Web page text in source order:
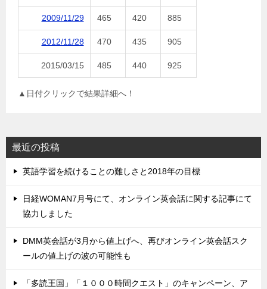
2009/11/29 465 420 885
2012/11/28 470 435 905
2015/03/15 485 440 925
▲日付クリックで結果詳細へ！
最近の投稿
英語学習を続けることの難しさと2018年の目標
日経WOMAN7月号にて、オンライン英会話に関する記事にて
協力しました
DMM英会話が3月から値上げへ、再びオンライン英会話スク
ールの値上げの波の可能性も
「多読王国」「１０００時間クエスト」のキャンペーン、ア